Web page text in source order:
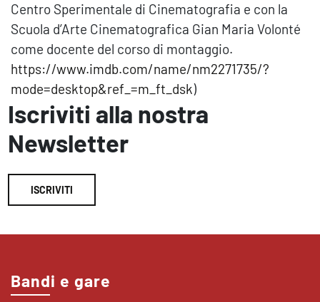
Centro Sperimentale di Cinematografia e con la
Scuola d’Arte Cinematografica Gian Maria Volonté
come docente del corso di montaggio.
https://www.imdb.com/name/nm2271735/?
mode=desktop&ref_=m_ft_dsk)
Iscriviti alla nostra
Newsletter
ISCRIVITI
Bandi e gare